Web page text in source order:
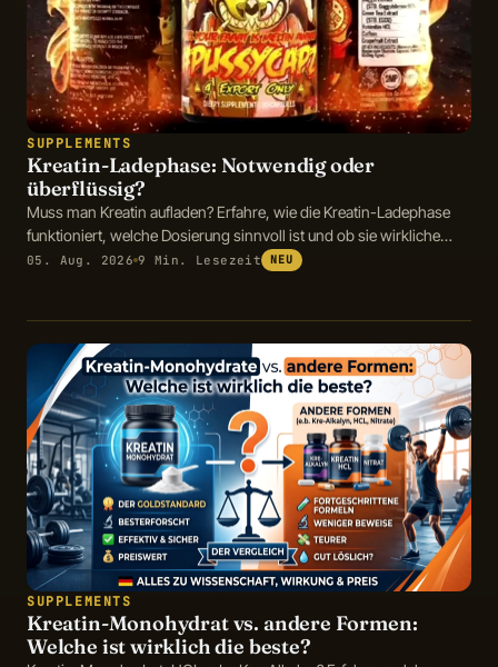
SUPPLEMENTS
Kreatin-Ladephase: Notwendig oder
überflüssig?
Muss man Kreatin aufladen? Erfahre, wie die Kreatin-Ladephase
funktioniert, welche Dosierung sinnvoll ist und ob sie wirkliche
Vorteile bietet.
05. Aug. 2026 9 Min. Lesezeit NEU
SUPPLEMENTS
Kreatin-Monohydrat vs. andere Formen:
Welche ist wirklich die beste?